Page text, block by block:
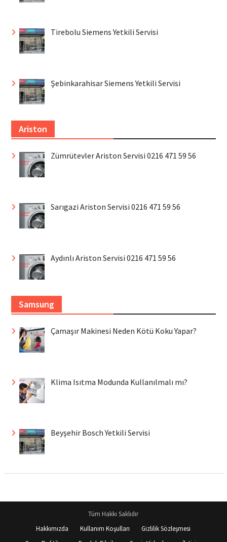
Tirebolu Siemens Yetkili Servisi
Şebinkarahisar Siemens Yetkili Servisi
Ariston
Zümrütevler Ariston Servisi 0216 471 59 56
Sarıgazi Ariston Servisi 0216 471 59 56
Aydınlı Ariston Servisi 0216 471 59 56
Samsung
Çamaşır Makinesi Neden Kötü Koku Yapar?
Klima Isıtma Modunda Kullanılmalı mı?
Beyşehir Bosch Yetkili Servisi
Tüm Hakkı Saklıdır
Hakkımızda
Kullanım Koşulları
Gizlilik Sözleşmesi